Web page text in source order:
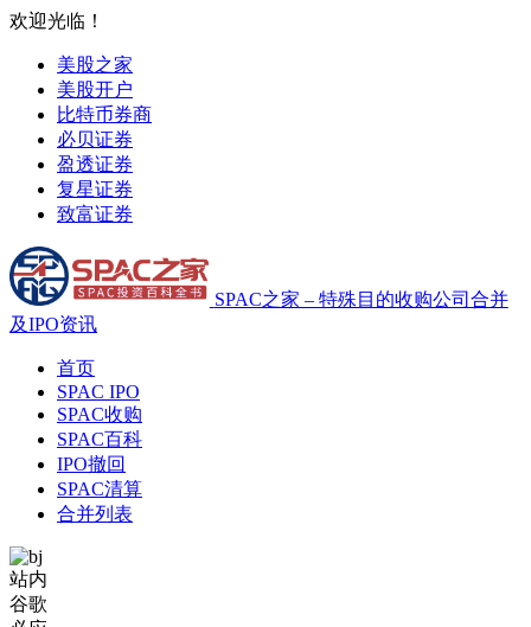
欢迎光临！
美股之家
美股开户
比特币券商
必贝证券
盈透证券
复星证券
致富证券
SPAC之家 – 特殊目的收购公司合并
及IPO资讯
首页
SPAC IPO
SPAC收购
SPAC百科
IPO撤回
SPAC清算
合并列表
站内
谷歌